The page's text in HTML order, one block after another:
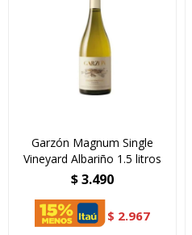
Garzón Magnum Single
Vineyard Albariño 1.5 litros
$3.490
$ 2.967